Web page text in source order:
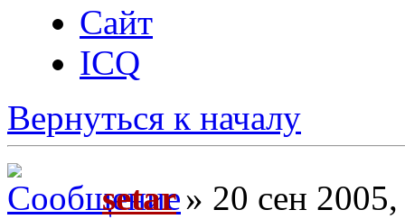
Сайт
ICQ
Вернуться к началу
setar» 20 сен